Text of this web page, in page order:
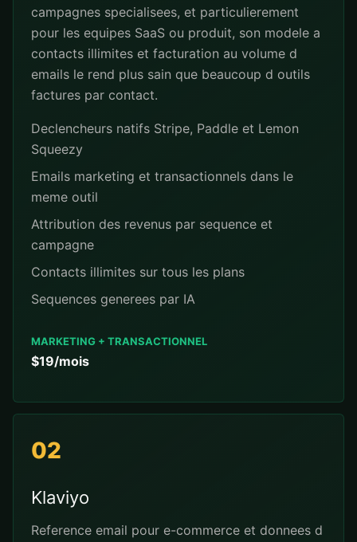
campagnes specialisees, et particulierement
pour les equipes SaaS ou produit, son modele a
contacts illimites et facturation au volume d
emails le rend plus sain que beaucoup d outils
factures par contact.
Declencheurs natifs Stripe, Paddle et Lemon
Squeezy
Emails marketing et transactionnels dans le
meme outil
Attribution des revenus par sequence et
campagne
Contacts illimites sur tous les plans
Sequences generees par IA
MARKETING + TRANSACTIONNEL
$19/mois
02
Klaviyo
Reference email pour e-commerce et donnees d